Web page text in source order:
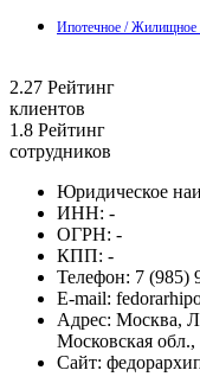
Ипотечное / Жилищное
2.27 Рейтинг
клиентов
1.8 Рейтинг
сотрудников
Юридическое
ИНН: -
ОГРН: -
КПП: -
Телефон: 7 (985)
E-mail:
Адрес: Москва,
Московская обл.,
Сайт: